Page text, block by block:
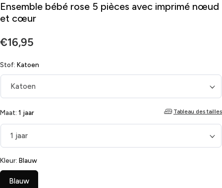
Ensemble bébé rose 5 pièces avec imprimé nœud
et cœur
Prix
régulier
€16,95
Stof: Katoen
Maat: 1 jaar Tableau des tailles
Kleur: Blauw
Blauw